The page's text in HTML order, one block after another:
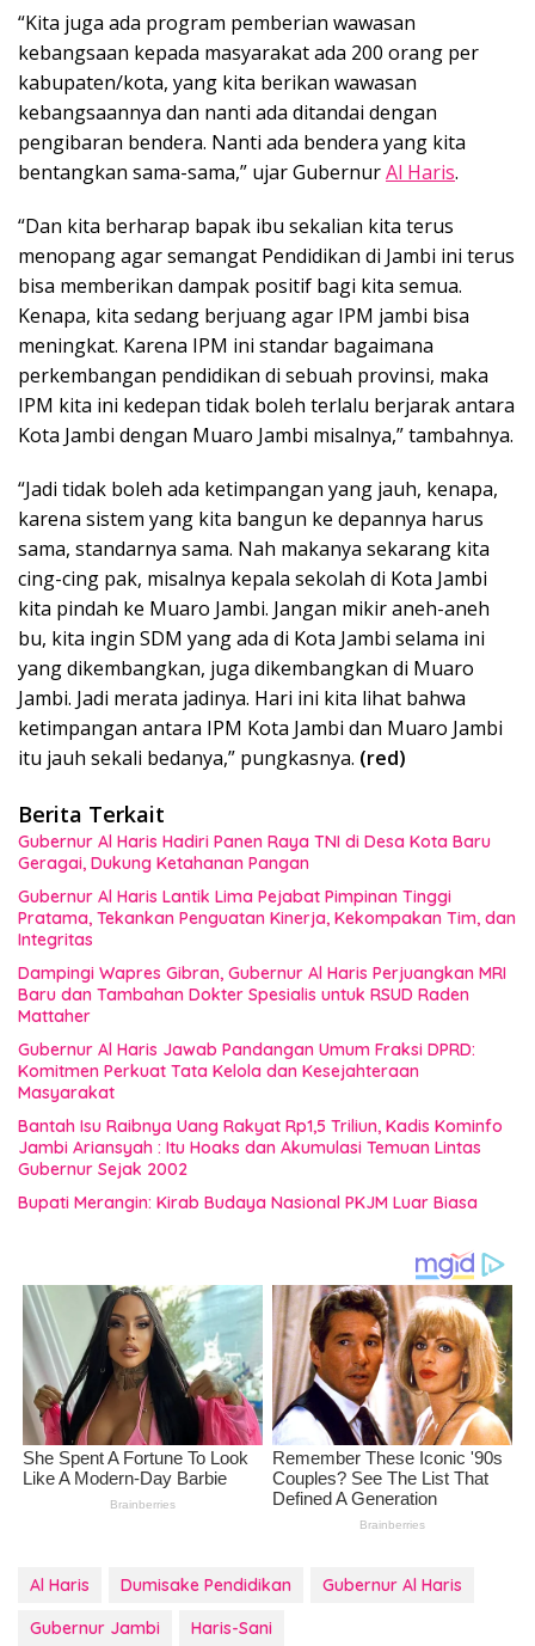
“Kita juga ada program pemberian wawasan
kebangsaan kepada masyarakat ada 200 orang per
kabupaten/kota, yang kita berikan wawasan
kebangsaannya dan nanti ada ditandai dengan
pengibaran bendera. Nanti ada bendera yang kita
bentangkan sama-sama,” ujar GubernurAl Haris.
“Dan kita berharap bapak ibu sekalian kita terus
menopang agar semangat Pendidikan di Jambi ini terus
bisa memberikan dampak positif bagi kita semua.
Kenapa, kita sedang berjuang agar IPM jambi bisa
meningkat. Karena IPM ini standar bagaimana
perkembangan pendidikan di sebuah provinsi, maka
IPM kita ini kedepan tidak boleh terlalu berjarak antara
Kota Jambi dengan Muaro Jambi misalnya,” tambahnya.
“Jadi tidak boleh ada ketimpangan yang jauh, kenapa,
karena sistem yang kita bangun ke depannya harus
sama, standarnya sama. Nah makanya sekarang kita
cing-cing pak, misalnya kepala sekolah di Kota Jambi
kita pindah ke Muaro Jambi. Jangan mikir aneh-aneh
bu, kita ingin SDM yang ada di Kota Jambi selama ini
yang dikembangkan, juga dikembangkan di Muaro
Jambi. Jadi merata jadinya. Hari ini kita lihat bahwa
ketimpangan antara IPM Kota Jambi dan Muaro Jambi
itu jauh sekali bedanya,” pungkasnya. (red)
Berita Terkait
Gubernur Al Haris Hadiri Panen Raya TNI di Desa Kota Baru
Geragai, Dukung Ketahanan Pangan
Gubernur Al Haris Lantik Lima Pejabat Pimpinan Tinggi
Pratama, Tekankan Penguatan Kinerja, Kekompakan Tim, dan
Integritas
Dampingi Wapres Gibran, Gubernur Al Haris Perjuangkan MRI
Baru dan Tambahan Dokter Spesialis untuk RSUD Raden
Mattaher
Gubernur Al Haris Jawab Pandangan Umum Fraksi DPRD:
Komitmen Perkuat Tata Kelola dan Kesejahteraan
Masyarakat
Bantah Isu Raibnya Uang Rakyat Rp1,5 Triliun, Kadis Kominfo
Jambi Ariansyah : Itu Hoaks dan Akumulasi Temuan Lintas
Gubernur Sejak 2002
Bupati Merangin: Kirab Budaya Nasional PKJM Luar Biasa
Al Haris Dumisake Pendidikan
Gubernur Al Haris
Gubernur Jambi
Haris-Sani